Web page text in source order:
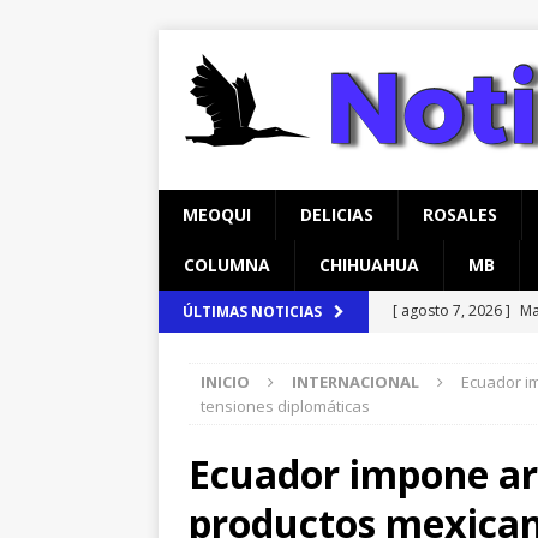
MEOQUI DELICIAS ROSALES
COLUMNA CHIHUAHUA MB
ÚLTIMAS NOTICIAS [ agosto 7, 2026 ]
[ agosto 7, 2026 ]
[ agosto 8, 2026 ]
respaldan su
INICIO INTERNACIONAL
Ecuador
tensiones diplomáticas
Ecuador impone
productos